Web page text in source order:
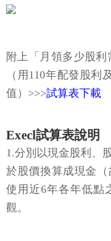
附上「月領多少股
（用110年配發股
值）>>>試算表下載
Execl試算表說明
1.分別以現金股利、
於股價換算成現金
使用近6年各年低點
觀。